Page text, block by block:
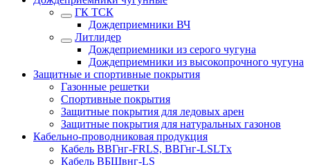
ГК ТСК
Дождеприемники ВЧ
Литлидер
Дождеприемники из серого чугуна
Дождеприемники из высокопрочного чугуна
Защитные и спортивные покрытия
Газонные решетки
Спортивные покрытия
Защитные покрытия для ледовых арен
Защитные покрытия для натуральных газонов
Кабельно-проводниковая продукция
Кабель ВВГнг-FRLS, ВВГнг-LSLTx
Кабель ВБШвнг-LS